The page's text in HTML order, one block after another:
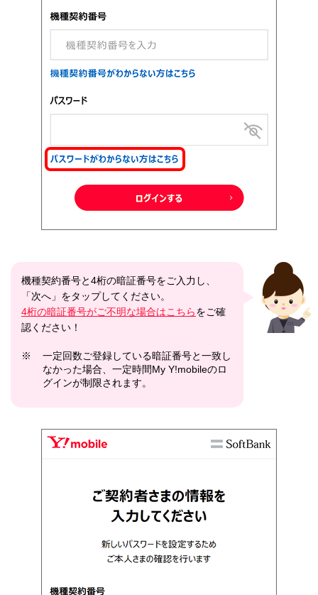
機種契約番号と4桁の暗証番号をご入力し、
「次へ」をタップしてください。
4桁の暗証番号がご不明な場合はこちらをご確
認ください！
※
一定回数ご登録している暗証番号と一致し
なかった場合、一定時間My Y!mobileのロ
グインが制限されます。